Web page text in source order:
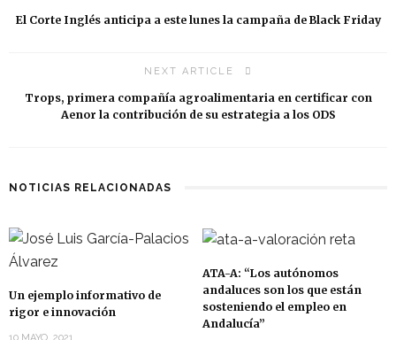
El Corte Inglés anticipa a este lunes la campaña de Black Friday
NEXT ARTICLE
Trops, primera compañía agroalimentaria en certificar con
Aenor la contribución de su estrategia a los ODS
NOTICIAS RELACIONADAS
Un ejemplo informativo de
rigor e innovación
10 MAYO, 2021
ATA-A: “Los autónomos
andaluces son los que están
sosteniendo el empleo en
Andalucía”